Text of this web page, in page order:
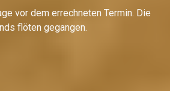
vor dem errechneten Termin. Die
flöten gegangen.